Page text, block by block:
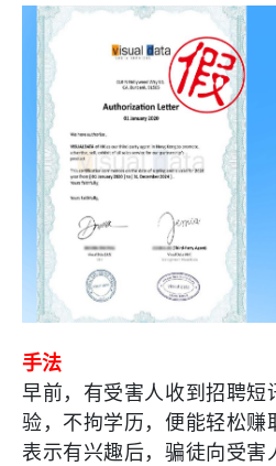
手法
早前，有受害人收到招聘短
验，不拘学历，便能轻松赚
表示有兴趣后，骗徒向受害